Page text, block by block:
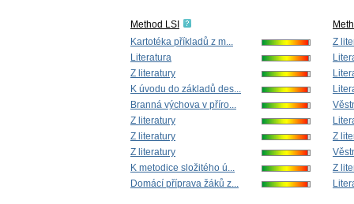
Method LSI
Kartotéka příkladů z m...
Literatura
Z literatury
K úvodu do základů des...
Branná výchova v příro...
Z literatury
Z literatury
Z literatury
K metodice složitého ú...
Domácí příprava žáků z...
Z
Z
Z